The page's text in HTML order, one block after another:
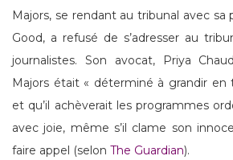
Majors, se rendant au tribunal avec
Good, a refusé de s’adresser au
journalistes. Son avocat, Priya
Majors était « déterminé à grandir en
et qu’il achèverait les programmes
avec joie, même s’il clame son
faire appel (selon The Guardian).